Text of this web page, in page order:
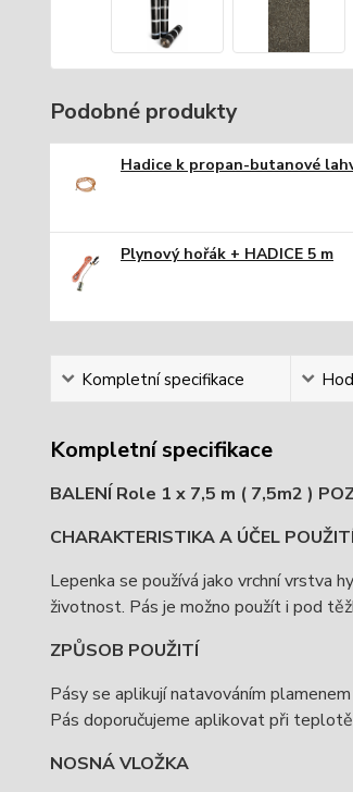
Podobné produkty
Hadice k propan-butanové
Plynový hořák + HADICE 5 m
Kompletní specifikace
Kompletní specifikace
BALENÍ Role 1 x 7,5 m ( 7,5m2 )
CHARAKTERISTIKA A ÚČEL POUŽITÍ
Lepenka se používá jako vrchní vrstva
životnost. Pás je možno použít i pod
ZPŮSOB POUŽITÍ
Pásy se aplikují natavováním
Pás doporučujeme aplikovat při
NOSNÁ VLOŽKA